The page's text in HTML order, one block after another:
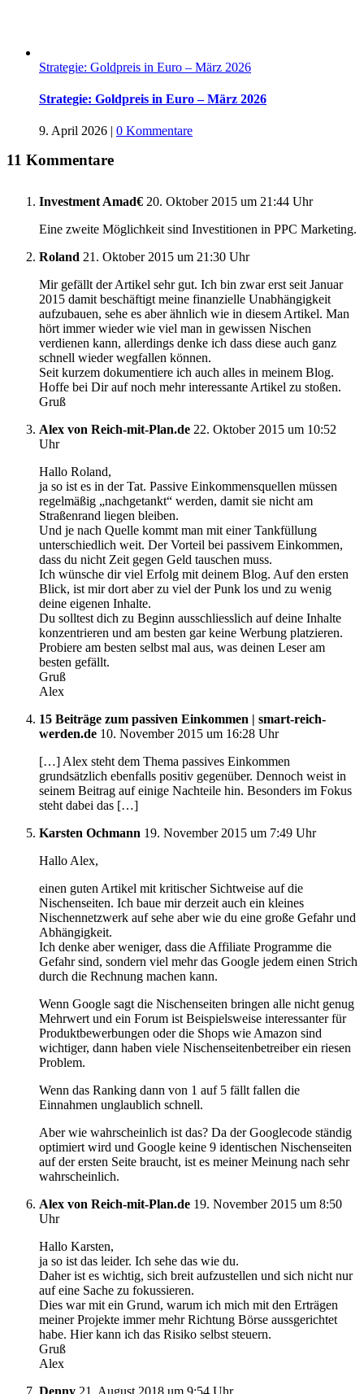
Strategie: Goldpreis in Euro – März 2026
Strategie: Goldpreis in Euro – März 2026
9. April 2026 | 0 Kommentare
11 Kommentare
Investment Amad€ 20. Oktober 2015 um 21:44 Uhr
Eine zweite Möglichkeit sind Investitionen in PPC Marketing.
Roland 21. Oktober 2015 um 21:30 Uhr
Mir gefällt der Artikel sehr gut. Ich bin zwar erst seit Januar
2015 damit beschäftigt meine finanzielle Unabhängigkeit
aufzubauen, sehe es aber ähnlich wie in diesem Artikel. Man
hört immer wieder wie viel man in gewissen Nischen
verdienen kann, allerdings denke ich dass diese auch ganz
schnell wieder wegfallen können.
Seit kurzem dokumentiere ich auch alles in meinem Blog.
Hoffe bei Dir auf noch mehr interessante Artikel zu stoßen.
Gruß
Alex von Reich-mit-Plan.de 22. Oktober 2015 um 10:52
Uhr
Hallo Roland,
ja so ist es in der Tat. Passive Einkommensquellen müssen
regelmäßig „nachgetankt“ werden, damit sie nicht am
Straßenrand liegen bleiben.
Und je nach Quelle kommt man mit einer Tankfüllung
unterschiedlich weit. Der Vorteil bei passivem Einkommen,
dass du nicht Zeit gegen Geld tauschen muss.
Ich wünsche dir viel Erfolg mit deinem Blog. Auf den ersten
Blick, ist mir dort aber zu viel der Punk los und zu wenig
deine eigenen Inhalte.
Du solltest dich zu Beginn ausschliesslich auf deine Inhalte
konzentrieren und am besten gar keine Werbung platzieren.
Probiere am besten selbst mal aus, was deinen Leser am
besten gefällt.
Gruß
Alex
15 Beiträge zum passiven Einkommen | smart-reich-
werden.de 10. November 2015 um 16:28 Uhr
[…] Alex steht dem Thema passives Einkommen
grundsätzlich ebenfalls positiv gegenüber. Dennoch weist in
seinem Beitrag auf einige Nachteile hin. Besonders im Fokus
steht dabei das […]
Karsten Ochmann 19. November 2015 um 7:49 Uhr
Hallo Alex,
einen guten Artikel mit kritischer Sichtweise auf die
Nischenseiten. Ich baue mir derzeit auch ein kleines
Nischennetzwerk auf sehe aber wie du eine große Gefahr und
Abhängigkeit.
Ich denke aber weniger, dass die Affiliate Programme die
Gefahr sind, sondern viel mehr das Google jedem einen Strich
durch die Rechnung machen kann.
Wenn Google sagt die Nischenseiten bringen alle nicht genug
Mehrwert und ein Forum ist Beispielsweise interessanter für
Produktbewerbungen oder die Shops wie Amazon sind
wichtiger, dann haben viele Nischenseitenbetreiber ein riesen
Problem.
Wenn das Ranking dann von 1 auf 5 fällt fallen die
Einnahmen unglaublich schnell.
Aber wie wahrscheinlich ist das? Da der Googlecode ständig
optimiert wird und Google keine 9 identischen Nischenseiten
auf der ersten Seite braucht, ist es meiner Meinung nach sehr
wahrscheinlich.
Alex von Reich-mit-Plan.de 19. November 2015 um 8:50
Uhr
Hallo Karsten,
ja so ist das leider. Ich sehe das wie du.
Daher ist es wichtig, sich breit aufzustellen und sich nicht nur
auf eine Sache zu fokussieren.
Dies war mit ein Grund, warum ich mich mit den Erträgen
meiner Projekte immer mehr Richtung Börse aussgerichtet
habe. Hier kann ich das Risiko selbst steuern.
Gruß
Alex